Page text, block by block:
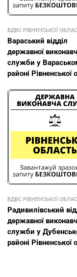
ВДВС РІВНЕНСЬКОЇ
Вараський відділ
державної
служби у
районі Рівненської
ВДВС РІВНЕНСЬКОЇ
Радивилівський
державної
служби у
районі Рівненської